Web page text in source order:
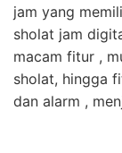
jam yang
sholat jam
macam fitur ,
sholat, hingga
dan alarm ,